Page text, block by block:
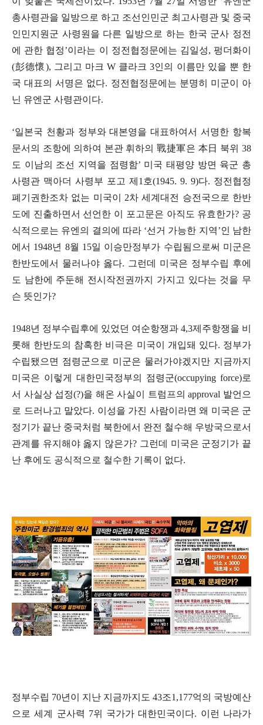
총사령관을 일방으로 하고 조선인민군 최고사령관 및 중국
인민지원군 사령원을 다른 일방으로 하는 한국 군사 정전
에 관한 협정’이라는 이 정전협정문에는 김일성, 펑더화이
(彭德懷), 그리고 마크W 클라크3인의 이름만 있을 뿐 한
국 대표의 서명은 없다. 정전협정문에는 분명히 미군이 아
닌 유엔군 사령관이다.
‘일본국 천황과 정부와 대본영을 대표하여서 서명한 항복
문서의 조항에 의하여 본관 휘하의戰捷軍은 本日 북위38
도 이남의 조선 지역을 점령함’ 미국 태평양 방면 육군 총
사령관 맥아더 사령부 포고 제 1 호(1945. 9. 9)다. 정전협정
폐기권한조차 없는 미국이 2차 세계대전 승전국으로 한반
도에 진출하면서 선언한 이 포고문은 아직도 유효한가? 공
식적으로는 유엔의 결의에 따라 ‘선거 가능한 지역’인 남한
에서 1948년 8월 15일 이승만정부가 수립됨으로써 미군은
한반도에서 물러나야 옳다. 그런데 미국은 정부수립 후에
도 남한에 주둔해 전시작전권까지 가지고 있다는 것을 무
슨 뜻인가?
1948년 정부수립후에 있었던 여순항쟁과 4,3제주항쟁을 비
롯해 한반도의 참혹한 비극은 미국이 개입돼 있다. 정부가
수립됐으면 점령군으로 미군은 물러가야겠지만 지금까지
미국은 이렇게 대한민국정부의 점령군(occupying force)로
서 사실상 섭정(?)을 해온 사실이 트럼프의approval 발언으
로 드러나고 말았다. 이성을 가진 사람이라면 왜 미국은 군
정기가 끝난 중국처럼 북한에서 완전 철수해 우방국으로서
관계를 유지해야 옳지 않은가? 그런데 미국은 군정기가 끝
난 후에도 공식적으로 철수한 기록이 없다.
정부수립 70년이 지난 지금까지도 43조1,177억의 국방예산
으로 세계 군사력 7위 국가가 대한민국이다. 이런 나라가